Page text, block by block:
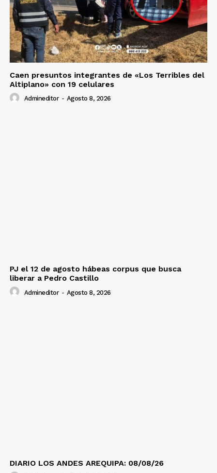
Caen presuntos integrantes de «Los Terribles del
Altiplano» con 19 celulares
Admineditor - Agosto 8, 2026
PJ el 12 de agosto hábeas corpus que busca
liberar a Pedro Castillo
Admineditor - Agosto 8, 2026
DIARIO LOS ANDES AREQUIPA: 08/08/26